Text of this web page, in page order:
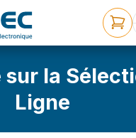
sur la
Ligne